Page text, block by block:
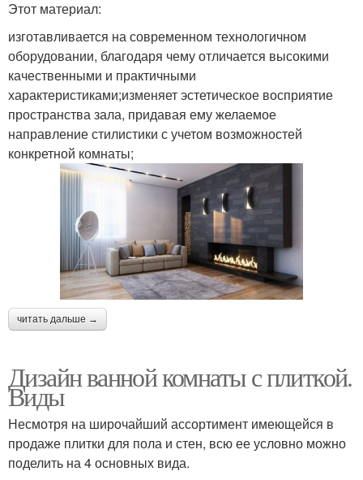
Этот материал:
изготавливается на современном технологичном
оборудовании, благодаря чему отличается высокими
качественными и практичными
характеристиками;изменяет эстетическое восприятие
пространства зала, придавая ему желаемое
направление стилистики с учетом возможностей
конкретной комнаты;
читать дальше →
Дизайн ванной комнаты с плиткой.
Виды
Несмотря на широчайший ассортимент имеющейся в
продаже плитки для пола и стен, всю ее условно можно
поделить на 4 основных вида.